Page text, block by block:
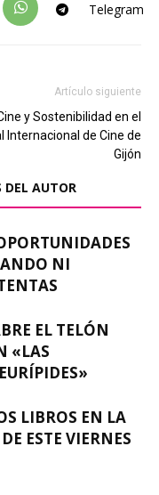
Telegram
Artículo siguiente
y Sostenibilidad en el
Internacional de Cine de
Gijón
DEL AUTOR
NI
EL TELÓN
«LAS
LIBROS EN LA
ESTE VIERNES